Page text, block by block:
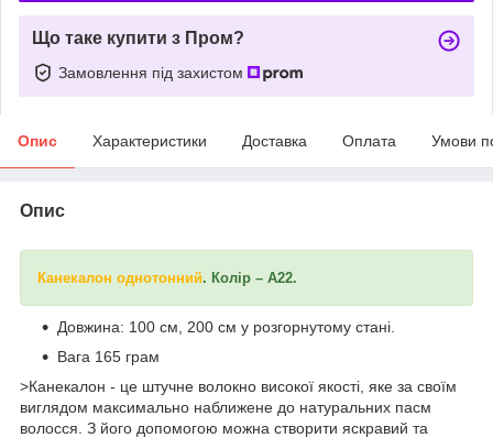
Що таке купити з Пром?
Замовлення під захистом
Опис Характеристики Доставка Оплата Умови
Опис
Канекалон однотонний. Колір – А22.
Довжина: 100 см, 200 см у розгорнутому стані.
Вага 165 грам
>Канекалон - це штучне волокно високої якості, яке за своїм
виглядом максимально наближене до натуральних пасм
волосся. З його допомогою можна створити яскравий та